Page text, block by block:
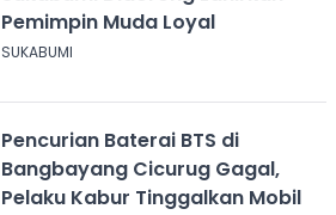
Pemimpin Muda Loyal
SUKABUMI
Pencurian Baterai BTS di
Bangbayang Cicurug Gagal,
Pelaku Kabur Tinggalkan Mobil